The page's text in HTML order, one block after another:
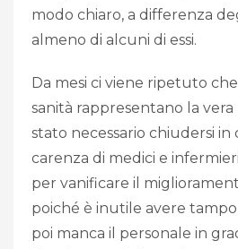
modo chiaro, a differenza
almeno di alcuni di essi.
Da mesi ci viene ripetuto
sanità rappresentano la
stato necessario chiudersi in
carenza di medici e
per vanificare il
poiché è inutile avere
poi manca il personale in